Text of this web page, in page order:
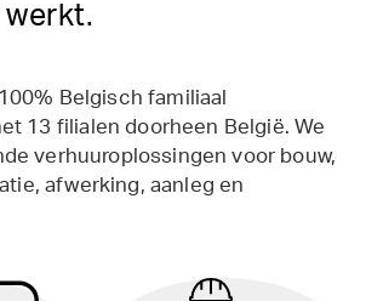
werkt.
Belgisch familiaal
13 filialen doorheen België. We
verhuuroplossingen voor bouw,
afwerking, aanleg en